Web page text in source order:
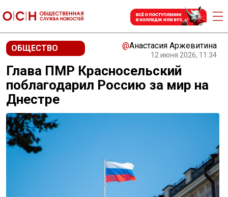
ОБЩЕСТВО @Анастасия Аржевитина
12 июня 2026, 11:34
Глава ПМР Красносельский
поблагодарил Россию за мир на
Днестре